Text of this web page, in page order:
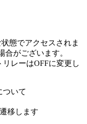
態でアクセスされま
がございます。
レーはOFFに変更し
ついて
移します